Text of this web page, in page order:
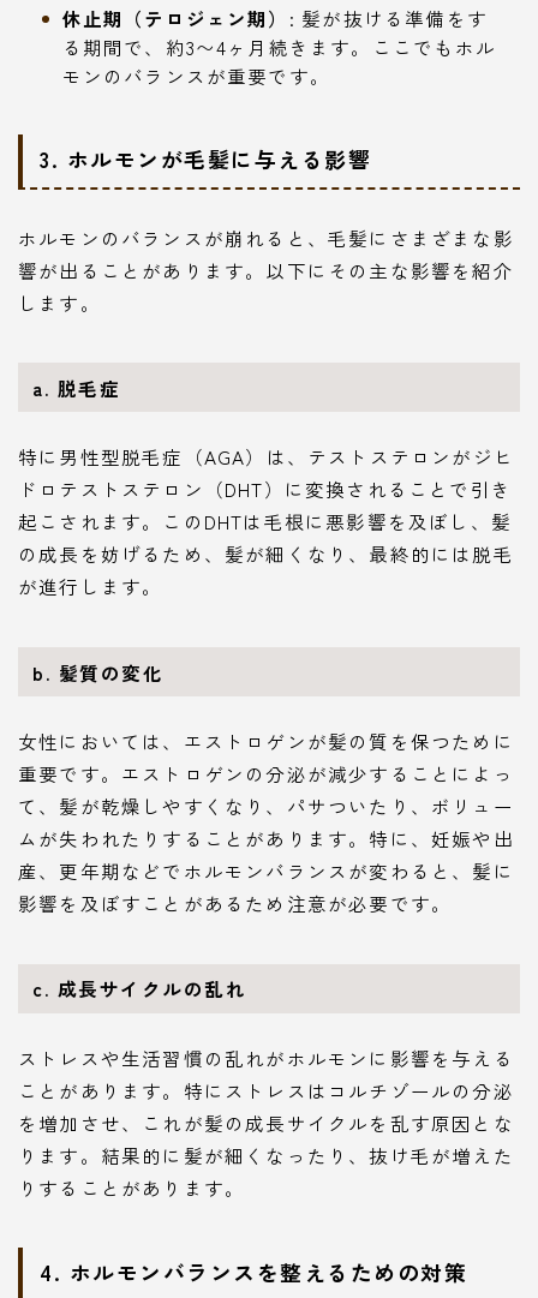
休止期（テロジェン期） : 髪が抜ける準備をす
る期間で、約3〜4ヶ月続きます。ここでもホル
モンのバランスが重要です。
3. ホルモンが毛髪に与える影響
ホルモンのバランスが崩れると、毛髪にさまざまな影
響が出ることがあります。以下にその主な影響を紹介
します。
a. 脱毛症
特に男性型脱毛症（AGA）は、テストステロンがジヒ
ドロテストステロン（DHT）に変換されることで引き
起こされます。このDHTは毛根に悪影響を及ぼし、髪
の成長を妨げるため、髪が細くなり、最終的には脱毛
が進行します。
b. 髪質の変化
女性においては、エストロゲンが髪の質を保つために
重要です。エストロゲンの分泌が減少することによっ
て、髪が乾燥しやすくなり、パサついたり、ボリュー
ムが失われたりすることがあります。特に、妊娠や出
産、更年期などでホルモンバランスが変わると、髪に
影響を及ぼすことがあるため注意が必要です。
c. 成長サイクルの乱れ
ストレスや生活習慣の乱れがホルモンに影響を与える
ことがあります。特にストレスはコルチゾールの分泌
を増加させ、これが髪の成長サイクルを乱す原因とな
ります。結果的に髪が細くなったり、抜け毛が増えた
りすることがあります。
4. ホルモンバランスを整えるための対策